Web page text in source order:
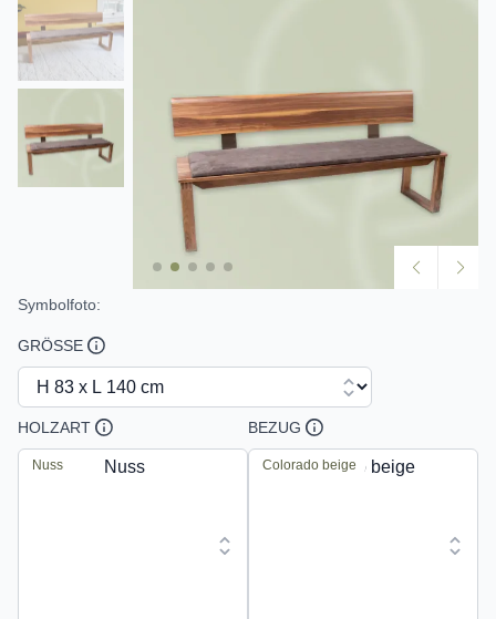
Symbolfoto:
GRÖSSE
HOLZART
Nuss
BEZUG
Colorado beige